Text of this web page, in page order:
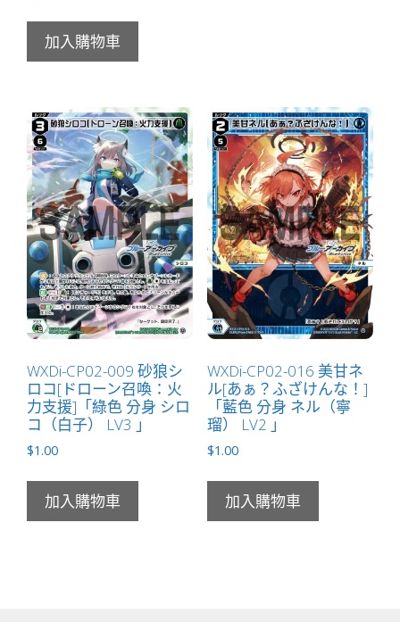
加入購物車
WXDi-CP02-009 砂狼シ
ロコ[ドローン召喚：火
力支援]「綠色 分身 シロ
コ（白子） LV3 」
$1.00
加入購物車
WXDi-CP02-016 美甘ネ
ル[あぁ？ふざけんな！]
「藍色 分身 ネル（寧
瑠） LV2 」
$1.00
加入購物車